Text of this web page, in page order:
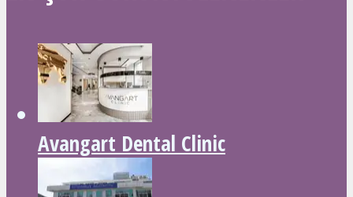
Avangart Dental Clinic